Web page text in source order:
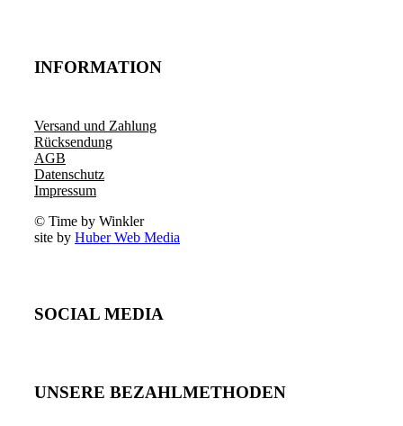
INFORMATION
Versand und Zahlung
Rücksendung
AGB
Datenschutz
Impressum
© Time by Winkler
site by Huber Web Media
SOCIAL MEDIA
UNSERE BEZAHLMETHODEN